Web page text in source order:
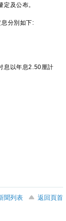
及公布。
分別如下:
以年息2.50厘計
聞列表
返回頁首